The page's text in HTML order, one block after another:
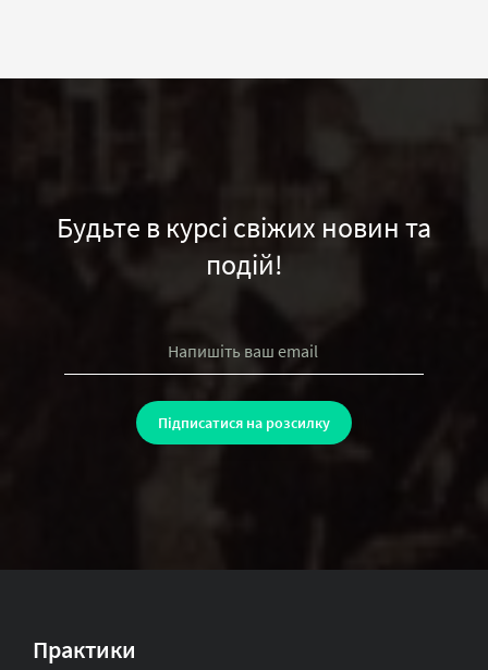
Будьте в курсі свіжих новин та
подій!
Практики